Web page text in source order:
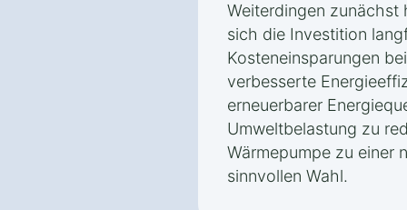
Weiterdingen zunächst
sich die Investition
Kosteneinsparungen
verbesserte
erneuerbarer
Umweltbelastung zu
Wärmepumpe zu einer
sinnvollen Wahl.